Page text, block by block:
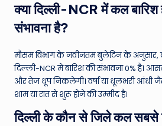
क्या दिल्ली-NCR में कल बारिश
संभावना है?
मौसम विभाग के नवीनतम बुलेटिन के अनुसार,
दिल्ली-NCR में बारिश की संभावना 0% है।
और तेज धूप निकलेगी। वर्षा या धूलभरी आंधी
शाम या रात से शुरू होने की उम्मीद है।
दिल्ली के कौन से जिले कल सबसे